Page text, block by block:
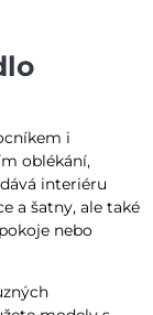
i
oblékání,
interiéru
a šatny, ale také
nebo